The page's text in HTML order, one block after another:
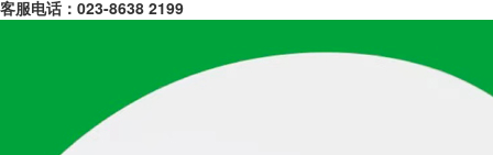
客服电话： 023-8638 2199